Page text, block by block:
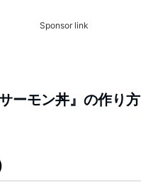
Sponsor link
ーモン丼』の作り方